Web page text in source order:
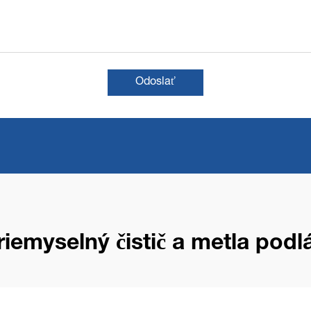
Odoslať
čistič a metla